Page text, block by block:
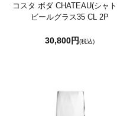
コスタ ボダ CHATEAU(シャ
ビールグラス35 CL 2P
30,800円(税込)